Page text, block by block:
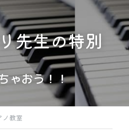
先生の特別
ゃおう！！
ノ教室